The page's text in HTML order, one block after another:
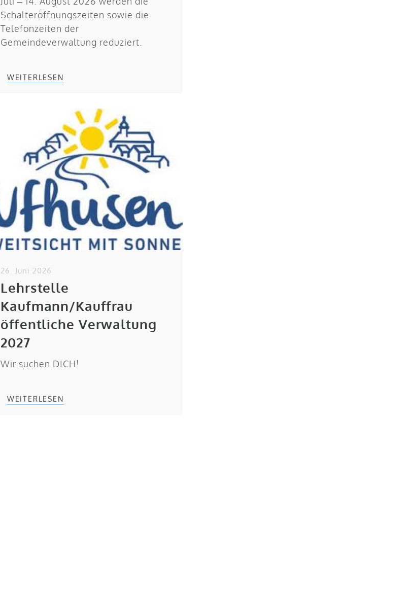
Schalteröffnungszeiten sowie die
Telefonzeiten der
Gemeindeverwaltung reduziert.
WEITERLESEN
26. Juni 2026
Lehrstelle
Kaufmann/Kauffrau
öffentliche Verwaltung
2027
Wir suchen DICH!
WEITERLESEN